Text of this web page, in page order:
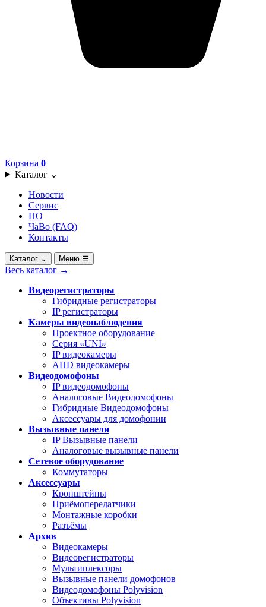
Корзина 0
Каталог ⌄
Новости
Сервис
ПО
ЧаВо (FAQ)
Контакты
Каталог ⌄ Меню ☰
Весь каталог →
Видеорегистраторы
Гибридные регистраторы
IP регистраторы
Камеры видеонаблюдения
Проектное оборудование
Серия «UNI»
IP видеокамеры
AHD видеокамеры
Видеодомофоны
IP видеодомофоны
Аналоговые Видеодомофоны
Гибридные Видеодомофоны
Аксессуары для домофонии
Вызывные панели
IP Вызывные панели
Аналоговые вызывные панели
Сетевое оборудование
Коммутаторы
Аксессуары
Кронштейны
Приёмопередатчики
Монтажные коробки
Разъёмы
Архив
Видеокамеры
Видеорегистраторы
Мультиплексоры
Вызывные панели домофонов
Видеодомофоны Polyvision
Объективы Polyvision